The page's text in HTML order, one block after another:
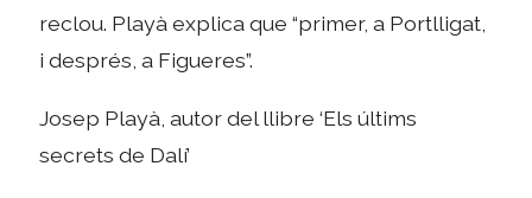
reclou. Playà explica que “primer, a Portlligat,
i després, a Figueres”.
Josep Playà, autor del llibre ‘Els últims
secrets de Dalí’